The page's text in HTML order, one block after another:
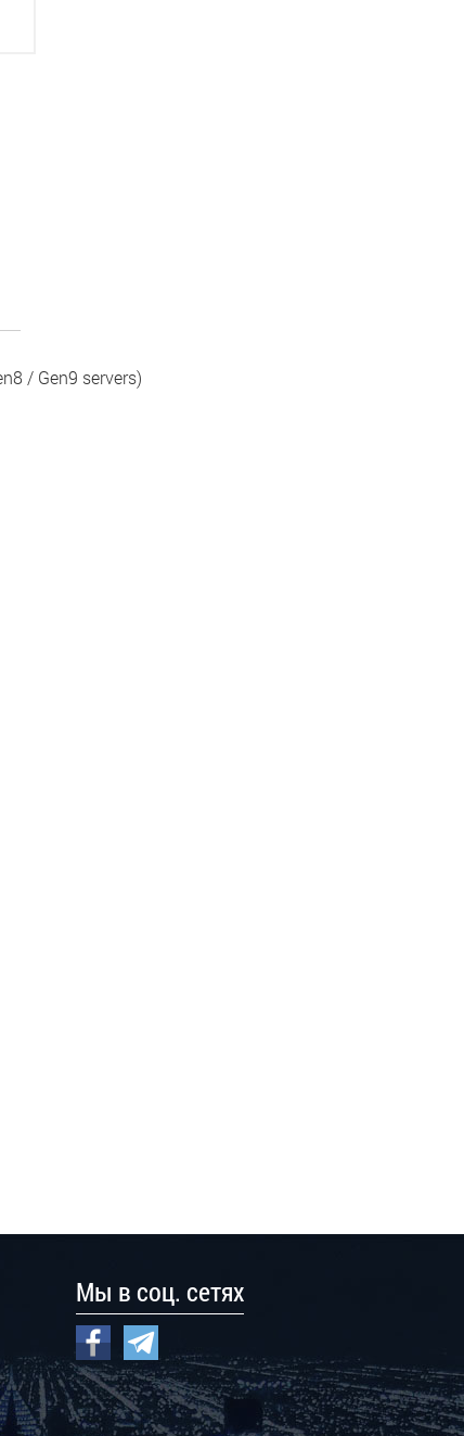
/ Gen9 servers)
Мы в соц. сетях